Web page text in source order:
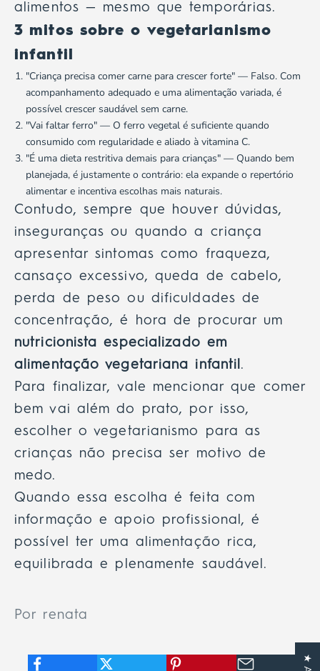
alimentos — mesmo que temporárias.
3 mitos sobre o vegetarianismo
infantil
"Criança precisa comer carne para crescer forte" — Falso. Com
acompanhamento adequado e uma alimentação variada, é
possível crescer saudável sem carne.
"Vai faltar ferro" — O ferro vegetal é suficiente quando
consumido com regularidade e aliado à vitamina C.
"É uma dieta restritiva demais para crianças" — Quando bem
planejada, é justamente o contrário: ela expande o repertório
alimentar e incentiva escolhas mais naturais.
Contudo, sempre que houver dúvidas,
inseguranças ou quando a criança
apresentar sintomas como fraqueza,
cansaço excessivo, queda de cabelo,
perda de peso ou dificuldades de
concentração, é hora de procurar um
nutricionista especializado em
alimentação vegetariana infantil.
Para finalizar, vale mencionar que comer
bem vai além do prato, por isso,
escolher o vegetarianismo para as
crianças não precisa ser motivo de
medo.
Quando essa escolha é feita com
informação e apoio profissional, é
possível ter uma alimentação rica,
equilibrada e plenamente saudável.
Por renata